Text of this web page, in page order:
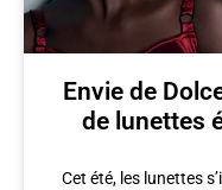
Envie de
de lunettes
Cet été, les lunettes